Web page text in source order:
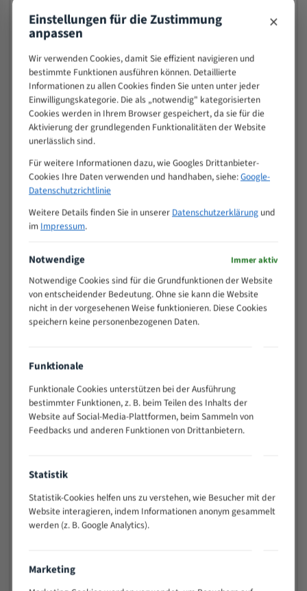
15
8/12 6/10
4/5
20
30
4/5
50
80
> 100
VOLLMATERIAL
M (mm)
Zoll (ZpZ))
>
25
10/14
15 - 40
8/12
25 - 50
80 - 180
3/4
130 -
350
2/3
200 -
> 500
0,75/1,25
Vorteile:
Widerstandsfähig gegen Zahnbruch auch bei
schwierigen Werkstücken (Materialmischung,
wechselnde Verbindungslängen)
Sehr geringe Vibration
Technische Beschreibung:
Einstellungen für die Zustimmung
anpassen ×
Wir verwenden Cookies, damit Sie effizient navigieren und
bestimmte Funktionen ausführen können. Detaillierte
Informationen zu allen Cookies finden Sie unten unter jeder
Einwilligungskategorie. Die als „notwendig" kategorisierten
Cookies werden in Ihrem Browser gespeichert, da sie für die
Aktivierung der grundlegenden Funktionalitäten der Website
unerlässlich sind.
Für weitere Informationen dazu, wie Googles Drittanbieter-
Cookies Ihre Daten verwenden und handhaben, siehe:Google-
Datenschutzrichtlinie
Weitere Details finden Sie in unserer Datenschutzerklärungund
im Impressum.
Notwendige Immer aktiv
Notwendige Cookies sind für die Grundfunktionen der Website
von entscheidender Bedeutung. Ohne sie kann die Website
nicht in der vorgesehenen Weise funktionieren. Diese Cookies
speichern keine personenbezogenen Daten.
Funktionale
Funktionale Cookies unterstützen bei der Ausführung
bestimmter Funktionen, z. B. beim Teilen des Inhalts der
Website auf Social-Media-Plattformen, beim Sammeln von
Feedbacks und anderen Funktionen von Drittanbietern.
Statistik
Statistik-Cookies helfen uns zu verstehen, wie Besucher mit der
Website interagieren, indem Informationen anonym gesammelt
werden (z. B. Google Analytics).
Marketing